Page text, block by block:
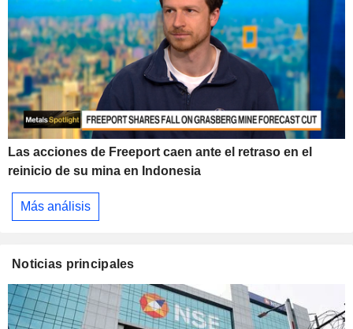
Las acciones de Freeport caen ante el retraso en el
reinicio de su mina en Indonesia
Más análisis
Noticias principales